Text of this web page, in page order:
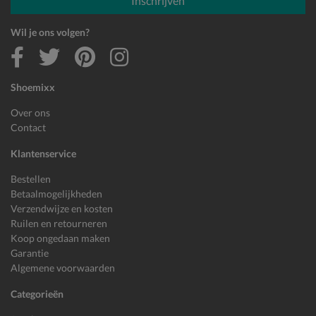
Shoemixx
Over ons
Contact
Klantenservice
Bestellen
Betaalmogelijkheden
Verzendwijze en kosten
Ruilen en retourneren
Koop ongedaan maken
Garantie
Algemene voorwaarden
Categorieën
Wil je ons volgen?